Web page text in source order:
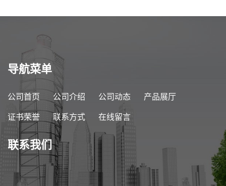
导航菜单
公司首页 公司介绍 公司动态 产品展厅
证书荣誉 联系方式 在线留言
联系我们